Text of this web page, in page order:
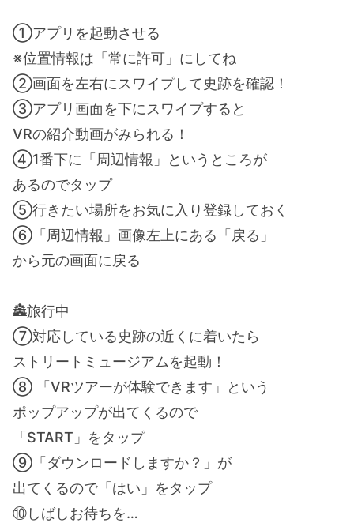
①アプリを起動させる
※位置情報は「常に許可」にしてね
②画面を左右にスワイプして史跡を確認！
③アプリ画面を下にスワイプすると
VRの紹介動画がみられる！
④1番下に「周辺情報」というところが
あるのでタップ
⑤行きたい場所をお気に入り登録しておく
⑥「周辺情報」画像左上にある「戻る」
から元の画面に戻る
🏯旅行中
⑦対応している史跡の近くに着いたら
ストリートミュージアムを起動！
⑧ 「VRツアーが体験できます」という
ポップアップが出てくるので
「START」をタップ
⑨「ダウンロードしますか？」が
出てくるので「はい」をタップ
⑩しばしお待ちを…